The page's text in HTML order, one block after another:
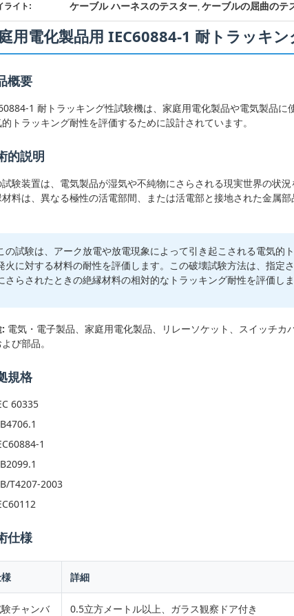
ライト: ケーブル ハーネスのテスター, ケーブルの屈曲のテ
用電化製品用 IEC60884-1 耐トラッキ
概要
1 耐トラッキング性試験機は、家庭用電化製品や電気製品
トラッキング耐性を評価するために設計されています。
的説明
験装置は、電気製品が湿気や不純物にさらされる現実世界の状
料は、異なる極性の活電部間、または活電部と接地された金属
の試験は、アーク放電や放電現象によって引き起こされる電気的
火に対する材料の耐性を評価します。この破壊試験方法は、指定
さらされたときの絶縁材料の相対的なトラッキング耐性を評価しま
電気・電子製品、家庭用電化製品、リレーソケット、スイッチ
び部品。
規格
60335
1
T4207-2003
仕様
詳細
チャンバ
0.5立方メートル以上、ガラス観察ドア付き